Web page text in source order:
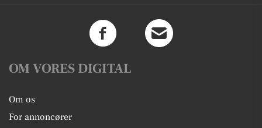
OM VORES DIGITAL
Om os
For annoncører